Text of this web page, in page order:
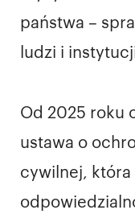
państwa –
ludzi i
Od 2025 roku
ustawa o
cywilnej,